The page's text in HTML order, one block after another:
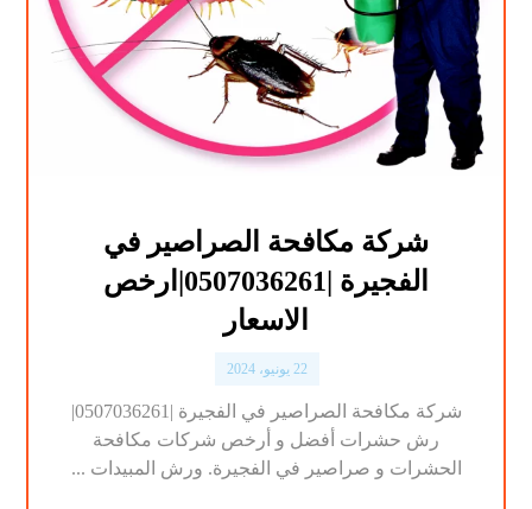
شركة مكافحة الصراصير في
الفجيرة |0507036261|ارخص
الاسعار
22 يونيو، 2024
شركة مكافحة الصراصير في الفجيرة |0507036261|
رش حشرات أفضل و أرخص شركات مكافحة
الحشرات و صراصير في الفجيرة. ورش المبيدات ...